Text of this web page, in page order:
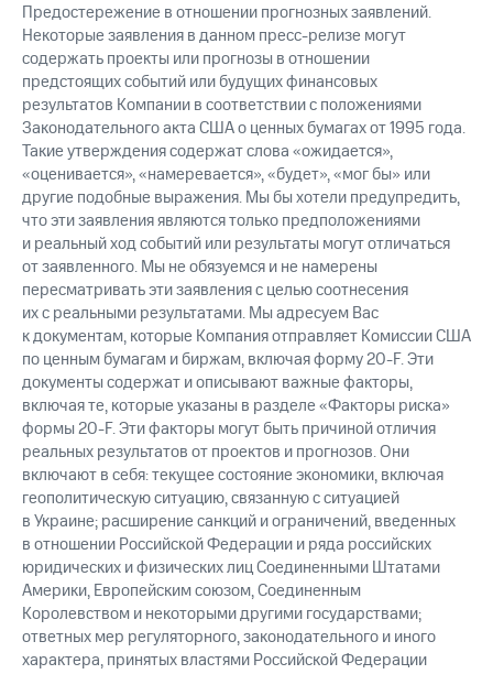
Предостережение в отношении прогнозных заявлений.
Некоторые заявления в данном пресс-релизе могут
содержать проекты или прогнозы в отношении
предстоящих событий или будущих финансовых
результатов Компании в соответствии с положениями
Законодательного акта США о ценных бумагах от 1995 года.
Такие утверждения содержат слова «ожидается»,
«оценивается», «намеревается», «будет», «мог бы» или
другие подобные выражения. Мы бы хотели предупредить,
что эти заявления являются только предположениями
и реальный ход событий или результаты могут отличаться
от заявленного. Мы не обязуемся и не намерены
пересматривать эти заявления с целью соотнесения
их с реальными результатами. Мы адресуем Вас
к документам, которые Компания отправляет Комиссии США
по ценным бумагам и биржам, включая форму 20-F. Эти
документы содержат и описывают важные факторы,
включая те, которые указаны в разделе «Факторы риска»
формы 20-F. Эти факторы могут быть причиной отличия
реальных результатов от проектов и прогнозов. Они
включают в себя: текущее состояние экономики, включая
геополитическую ситуацию, связанную с ситуацией
в Украине; расширение санкций и ограничений, введенных
в отношении Российской Федерации и ряда российских
юридических и физических лиц Соединенными Штатами
Америки, Европейским союзом, Соединенным
Королевством и некоторыми другими государствами;
ответных мер регуляторного, законодательного и иного
характера, принятых властями Российской Федерации